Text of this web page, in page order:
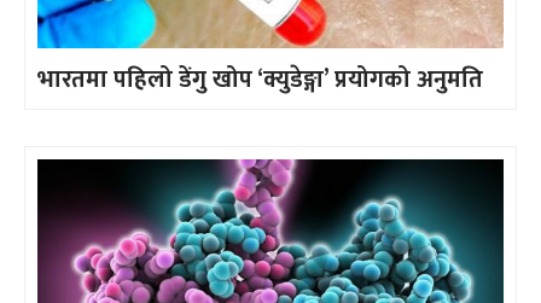
भारतमा पहिलो डेंगु खोप ‘क्युडेङ्गा’ प्रयोगको अनुमति